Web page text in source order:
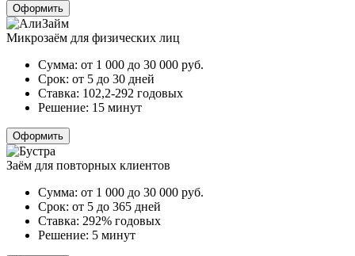
Оформить
Микрозаём для физических лиц
Сумма: от 1 000 до 30 000 руб.
Срок: от 5 до 30 дней
Ставка: 102,2-292 годовых
Решение: 15 минут
Оформить
Заём для повторных клиентов
Сумма: от 1 000 до 30 000 руб.
Срок: от 5 до 365 дней
Ставка: 292% годовых
Решение: 5 минут